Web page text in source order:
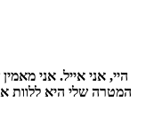
היי, אני אייל. אני
המטרה שלי היא ללוות